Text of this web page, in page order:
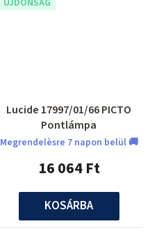
ÚJDONSÁG
Lucide 17997/01/66 PICTO
Pontlámpa
Megrendelèsre 7 napon belül 🚚
16 064 Ft
KOSÁRBA